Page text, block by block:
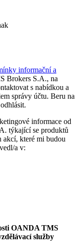
informační a
Brokers S.A., na
s nabídkou a
správy účtu. Beru na
informace od
týkající se produktů
akcí, které mi budou
a v:
OANDA TMS
služby